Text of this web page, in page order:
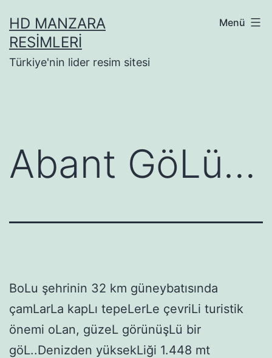
geçHD MANZARA
RESIMLERI
Türkiye'nin lider resim sitesi
Menü
Abant GöLü…
BoLu şehrinin 32 km güneybatısında
çamLarLa kapLı tepeLerLe çevriLi turistik
önemi oLan, güzeL görünüşLü bir
göL..Denizden yüksekLiği 1.448 mt